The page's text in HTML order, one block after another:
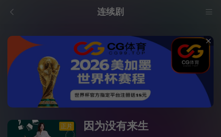
连续剧
正片 因为没有来生